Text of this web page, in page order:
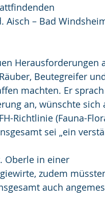
Aisch – Bad
Herausforderungen
Beutegreifer
machten. Er
an, wünschte sich
Richtlinie (Fauna-
sei „ein
Oberle in einer
zudem
auch